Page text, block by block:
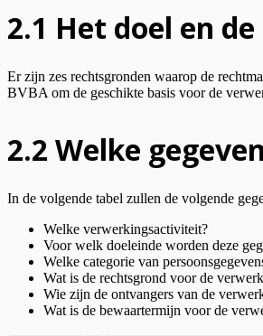
2.1 Het doel en
Er zijn zes rechtsgronden waarop de
BVBA om de geschikte basis voor de
2.2 Welke
In de volgende tabel zullen de volgende
Welke verwerkingsactiviteit?
Voor welk doeleinde worden deze
Welke categorie van
Wat is de rechtsgrond voor de
Wie zijn de ontvangers van de
Wat is de bewaartermijn voor de